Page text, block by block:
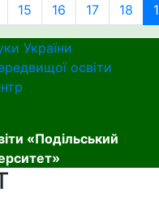
15 16 17 18
України
освіти
«Подільський